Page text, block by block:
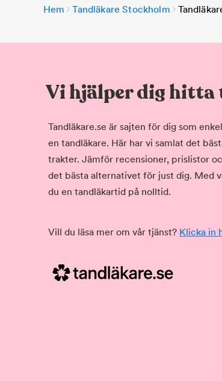
Hem Tandläkare Stockholm
Vi hjälper dig
Tandläkare.se är sajten för dig som
en tandläkare. Här har vi samlat det
trakter. Jämför recensioner, prislistor
det bästa alternativet för just dig. Med
du en tandläkartid på nolltid.
Vill du läsa mer om vår tjänst? Klicka in